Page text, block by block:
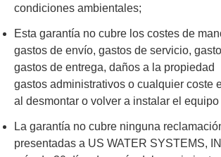
condiciones ambientales;
Esta garantía no cubre los costes de
gastos de envío, gastos de servicio,
gastos de entrega, daños a la propiedad
gastos administrativos o cualquier coste
al desmontar o volver a instalar el
La garantía no cubre ninguna
presentadas a US WATER SYSTEMS,